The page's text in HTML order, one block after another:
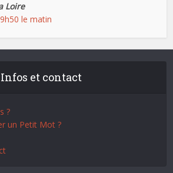
Loire
le matin
Infos et contact
?
un Petit Mot ?